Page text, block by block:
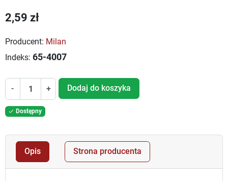
2,59 zł
Producent: Milan
Indeks: 65-4007
- + Dodaj do koszyka
 Dostępny
Opis Strona producenta